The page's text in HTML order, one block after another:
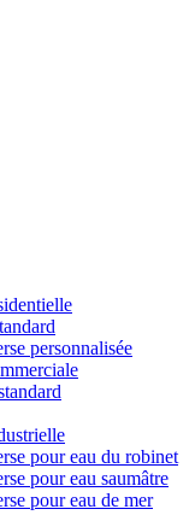
personnalisée
pour eau du robinet
pour eau saumâtre
pour eau de mer